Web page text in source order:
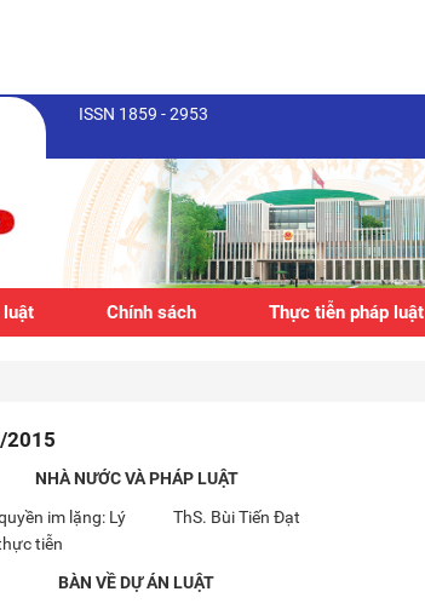
ISSN 1859 - 2953
luật Chính sách Thực tiễn pháp luật
2015
NHÀ NƯỚC VÀ PHÁP LUẬT
im lặng: Lý
tiễn
ThS. Bùi Tiến Đạt
BÀN VỀ DỰ ÁN LUẬT